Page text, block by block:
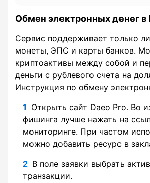
Обмен электронных денег в
Сервис поддерживает только
монеты, ЭПС и карты банков.
криптоактивы между собой и
деньги с рублевого счета на
Инструкция по обмену
Открыть сайт Daeo Pro. Во
фишинга лучше нажать на
мониторинге. При частом
можно добавить ресурс в
В поле заявки выбрать
транзакции.